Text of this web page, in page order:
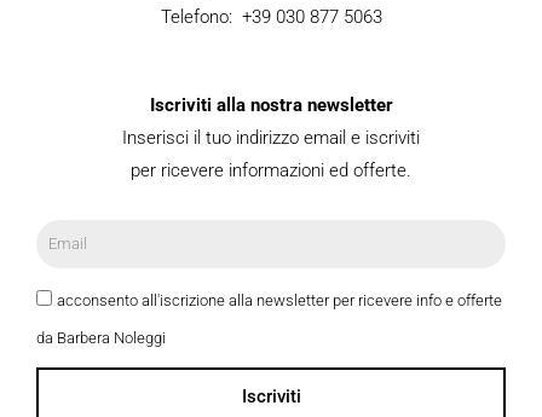
Telefono: +39 030 877 5063
Iscriviti alla nostra newsletter
Inserisci il tuo indirizzo email e iscriviti
per ricevere informazioni ed offerte.
acconsento all'iscrizione alla newsletter per ricevere info e offerte
da Barbera Noleggi
Iscriviti